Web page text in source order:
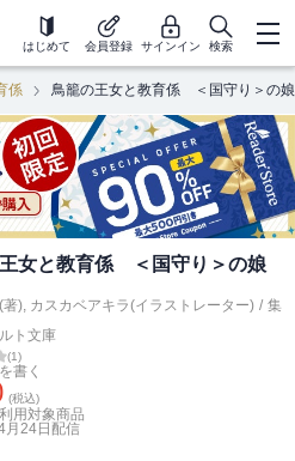
はじめて 会員登録 サインイン 検索
係 鳥籠の王女と教育係 ＜国守り＞の娘
女と教育係 ＜国守り＞の娘
著), カスカベアキラ(イラストレーター) / 集
ト文庫
(1)
書く
(税込)
用対象商品
月24日 配信